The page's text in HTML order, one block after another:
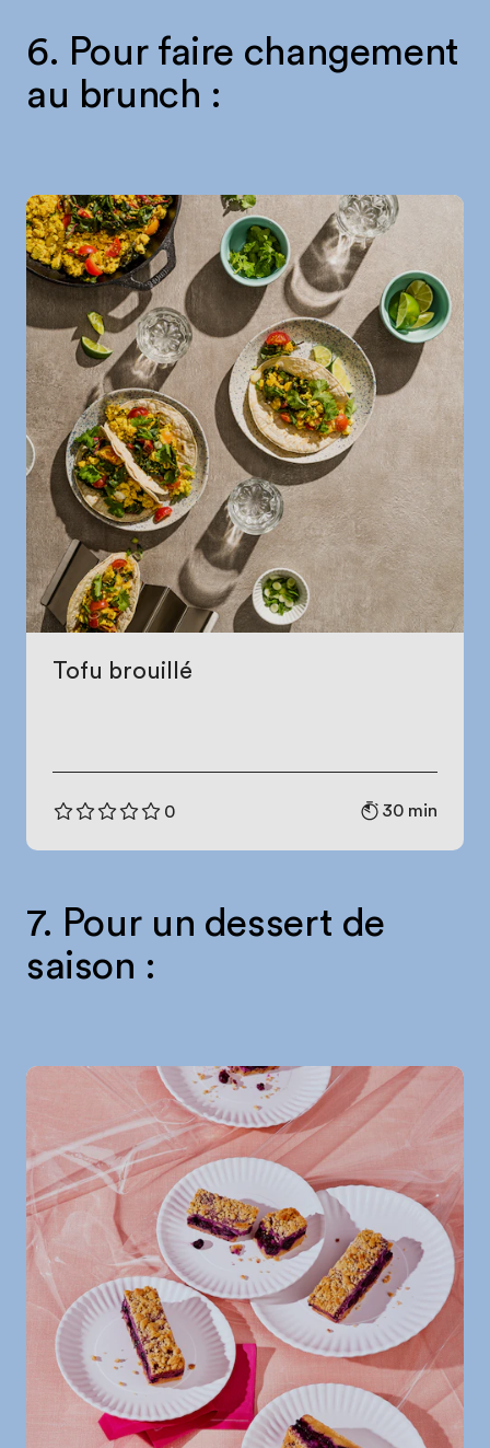
6. Pour faire changement
au brunch :
Tofu brouillé
0 30 min
7. Pour un dessert de
saison :